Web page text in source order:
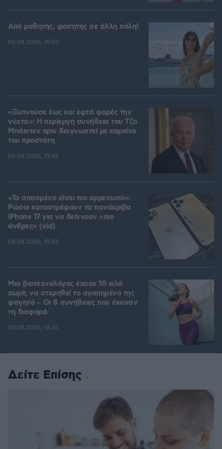
Από μαθητής, φοιτητής σε άλλη πόλη!
06.08.2026, 10:52
«Ξυπνούσε έως και εφτά φορές την
νύχτα»: Η περίεργη συνήθεια του Τζο
Μπάιντεν πριν διαγνωστεί με καρκίνο
του προστάτη
06.08.2026, 15:42
«Το σπασμένο είναι πιο αρρενωπό»:
Ρώσοι καταστρέφουν τα πανάκριβα
iPhone 17 για να δείχνουν «πιο
άνδρες» (vid)
06.08.2026, 15:43
Μια βιοτεχνολόγος έχασε 10 κιλά
χωρίς να στερηθεί το αγαπημένο της
φαγητό – Οι 8 συνήθειες που έκαναν
τη διαφορά
05.08.2026, 18:31
Δείτε Επίσης